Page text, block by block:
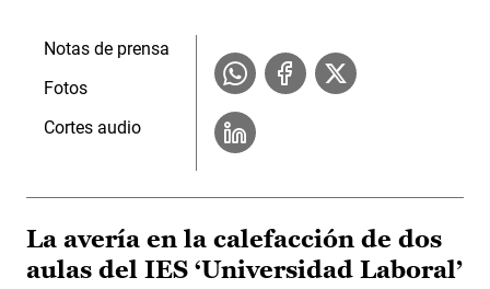
Notas de prensa
Fotos
Cortes audio
La avería en la calefacción de dos
aulas del IES ‘Universidad Laboral’